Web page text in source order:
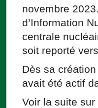
novembre
d’Information
centrale
soit reporté
Dès sa
avait été actif
Voir la suite sur